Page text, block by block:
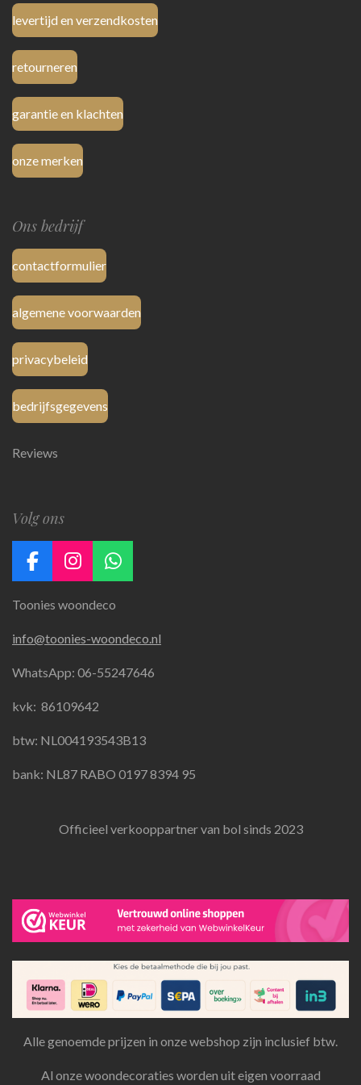
levertijd en verzendkosten
retourneren
garantie en klachten
onze merken
Ons bedrijf
contactformulier
algemene voorwaarden
privacybeleid
bedrijfsgegevens
Reviews
Volg ons
F
c
b
o
k
I
s
a
g
a
W
a
s
A
Toonies woondeco
info@toonies-woondeco.nl
WhatsApp: 06-55247646
kvk: 86109642
btw: NL004193543B13
bank: NL87 RABO 0197 8394 95
Officieel verkooppartner van bol sinds 2023
Alle genoemde prijzen in onze webshop zijn inclusief btw.
Al onze woondecoraties worden uit eigen voorraad